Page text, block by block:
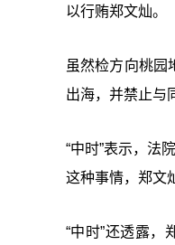
以行贿郑文灿。
虽然检方向桃园
出海，并禁止与
“中时”表示，法
这种事情，郑文
“中时”还透露